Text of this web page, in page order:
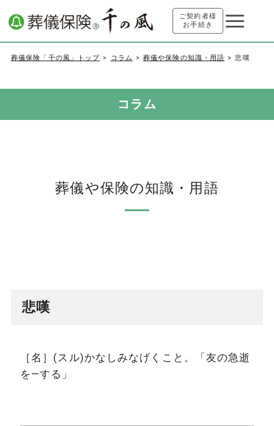
ご契約者様
お手続き
葬儀保険「千の風」トップ コラム 葬儀や保険の知識・用語 悲嘆
コラム
葬儀や保険の知識・用語
悲嘆
［名］(スル)かなしみなげくこと。「友の急逝
を―する」